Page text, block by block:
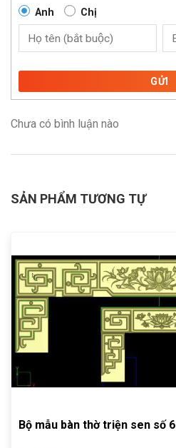
Anh Chị
GỬI
Chưa có bình luận nào
SẢN PHẨM TƯƠNG TỰ
Bộ mẫu bàn thờ triện sen số 6